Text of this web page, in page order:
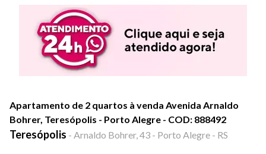
Apartamento de 2 quartos à venda Avenida Arnaldo
Bohrer, Teresópolis - Porto Alegre - COD: 888492
Teresópolis - Arnaldo Bohrer, 43 - Porto Alegre - RS